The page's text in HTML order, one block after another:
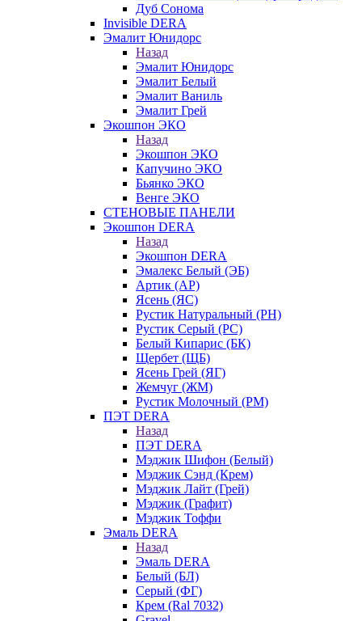
Дуб Сонома
Invisible DERA
Эмалит Юнидорс
Назад
Эмалит Юнидорс
Эмалит Белый
Эмалит Ваниль
Эмалит Грей
Экошпон ЭКО
Назад
Экошпон ЭКО
Капучино ЭКО
Бьянко ЭКО
Венге ЭКО
СТЕНОВЫЕ ПАНЕЛИ
Экошпон DERA
Назад
Экошпон DERA
Эмалекс Белый (ЭБ)
Артик (АР)
Ясень (ЯС)
Рустик Натуральный (РН)
Рустик Серый (РС)
Белый Кипарис (БК)
Щербет (ЩБ)
Ясень Грей (ЯГ)
Жемчуг (ЖМ)
Рустик Молочный (РМ)
ПЭТ DERA
Назад
ПЭТ DERA
Мэджик Шифон (Белый)
Мэджик Сэнд (Крем)
Мэджик Лайт (Грей)
Мэджик (Графит)
Мэджик Тоффи
Эмаль DERA
Назад
Эмаль DERA
Белый (БЛ)
Серый (ФГ)
Крем (Ral 7032)